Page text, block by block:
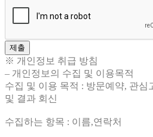
제출
※ 개인정보 취급 방침
– 개인정보의 수집 및 이용목적
수집 및 이용 목적 : 방문예약, 관심
및 결과 회신
수집하는 항목 : 이름,연락처